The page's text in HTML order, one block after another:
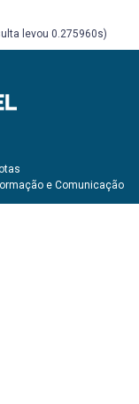
levou 0.275960s)
e Comunicação